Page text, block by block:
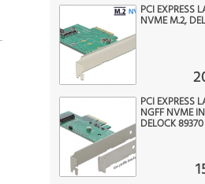
PCI EXPRESS
NVME M.2,
PCI EXPRESS
NGFF NVME
DELOCK 89370